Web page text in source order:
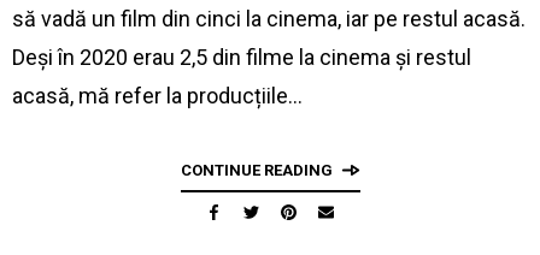
să vadă un film din cinci la cinema, iar pe restul acasă.
Deși în 2020 erau 2,5 din filme la cinema și restul
acasă, mă refer la producțiile…
CONTINUE READING